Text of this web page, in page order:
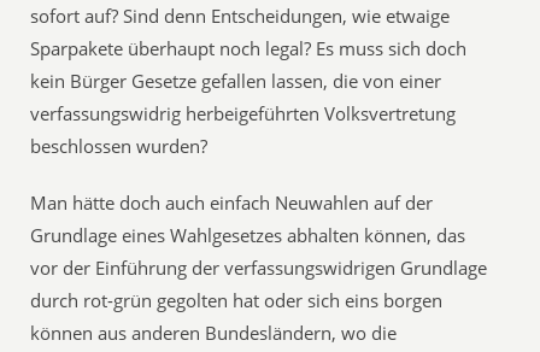
sofort auf? Sind denn Entscheidungen, wie etwaige
Sparpakete überhaupt noch legal? Es muss sich doch
kein Bürger Gesetze gefallen lassen, die von einer
verfassungswidrig herbeigeführten Volksvertretung
beschlossen wurden?
Man hätte doch auch einfach Neuwahlen auf der
Grundlage eines Wahlgesetzes abhalten können, das
vor der Einführung der verfassungswidrigen Grundlage
durch rot-grün gegolten hat oder sich eins borgen
können aus anderen Bundesländern, wo die